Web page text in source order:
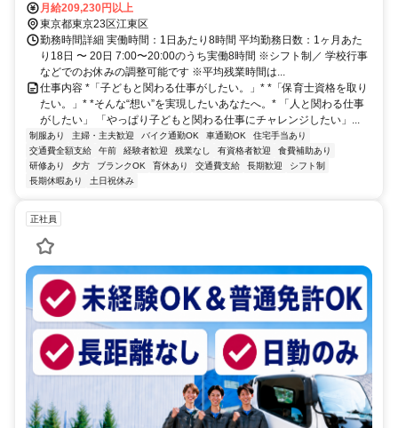
ら徒歩８分
月給209,230円以上
東京都東京23区江東区
勤務時間詳細 実働時間：1日あたり8時間 平均勤務日数：1ヶ月あた
り18日 〜 20日 7:00〜20:00のうち実働8時間 ※シフト制／ 学校行事
などでのお休みの調整可能です ※平均残業時間は...
仕事内容 *「子どもと関わる仕事がしたい。」* *「保育士資格を取り
たい。」* *そんな“想い”を実現したいあなたへ。* 「人と関わる仕事
がしたい」 「やっぱり子どもと関わる仕事にチャレンジしたい」...
制服あり 主婦・主夫歓迎 バイク通勤OK 車通勤OK
住宅手当あり
交通費全額支給
午前 経験者歓迎 残業なし 有資格者歓迎
食費補助あり
研修あり
夕方 ブランクOK 育休あり 交通費支給 長期歓迎
シフト制
長期休暇あり
土日祝休み
正社員